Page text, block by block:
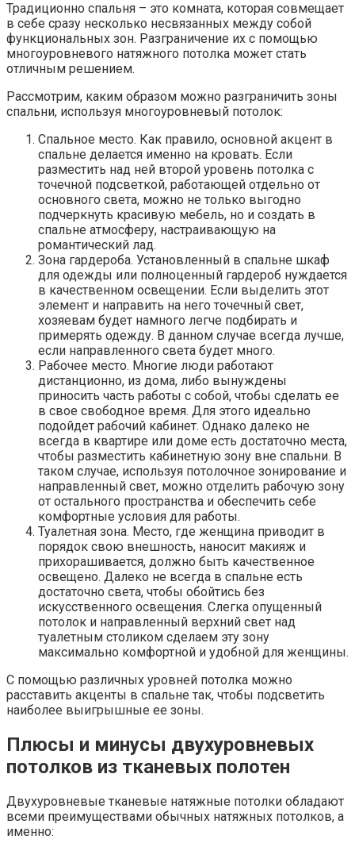
Традиционно спальня – это комната, которая совмещает
в себе сразу несколько несвязанных между собой
функциональных зон. Разграничение их с помощью
многоуровневого натяжного потолка может стать
отличным решением.
Рассмотрим, каким образом можно разграничить зоны
спальни, используя многоуровневый потолок:
Спальное место. Как правило, основной акцент в
спальне делается именно на кровать. Если
разместить над ней второй уровень потолка с
точечной подсветкой, работающей отдельно от
основного света, можно не только выгодно
подчеркнуть красивую мебель, но и создать в
спальне атмосферу, настраивающую на
романтический лад.
Зона гардероба. Установленный в спальне шкаф
для одежды или полноценный гардероб нуждается
в качественном освещении. Если выделить этот
элемент и направить на него точечный свет,
хозяевам будет намного легче подбирать и
примерять одежду. В данном случае всегда лучше,
если направленного света будет много.
Рабочее место. Многие люди работают
дистанционно, из дома, либо вынуждены
приносить часть работы с собой, чтобы сделать ее
в свое свободное время. Для этого идеально
подойдет рабочий кабинет. Однако далеко не
всегда в квартире или доме есть достаточно места,
чтобы разместить кабинетную зону вне спальни. В
таком случае, используя потолочное зонирование и
направленный свет, можно отделить рабочую зону
от остального пространства и обеспечить себе
комфортные условия для работы.
Туалетная зона. Место, где женщина приводит в
порядок свою внешность, наносит макияж и
прихорашивается, должно быть качественное
освещено. Далеко не всегда в спальне есть
достаточно света, чтобы обойтись без
искусственного освещения. Слегка опущенный
потолок и направленный верхний свет над
туалетным столиком сделаем эту зону
максимально комфортной и удобной для женщины.
С помощью различных уровней потолка можно
расставить акценты в спальне так, чтобы подсветить
наиболее выигрышные ее зоны.
Плюсы и минусы двухуровневых
потолков из тканевых полотен
Двухуровневые тканевые натяжные потолки обладают
всеми преимуществами обычных натяжных потолков, а
именно: